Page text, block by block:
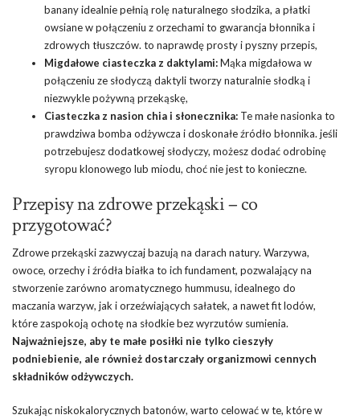
banany idealnie pełnią rolę naturalnego słodzika, a płatki
owsiane w połączeniu z orzechami to gwarancja błonnika i
zdrowych tłuszczów. to naprawdę prosty i pyszny przepis,
Migdałowe ciasteczka z daktylami:Mąka migdałowa w
połączeniu ze słodyczą daktyli tworzy naturalnie słodką i
niezwykle pożywną przekąskę,
Ciasteczka z nasion chia i słonecznika: Te małe nasionka to
prawdziwa bomba odżywcza i doskonałe źródło błonnika. jeśli
potrzebujesz dodatkowej słodyczy, możesz dodać odrobinę
syropu klonowego lub miodu, choć nie jest to konieczne.
Przepisy na zdrowe przekąski – co
przygotować?
Zdrowe przekąski zazwyczaj bazują na darach natury. Warzywa,
owoce, orzechy i źródła białka to ich fundament, pozwalający na
stworzenie zarówno aromatycznego hummusu, idealnego do
maczania warzyw, jak i orzeźwiających sałatek, a nawet fit lodów,
które zaspokoją ochotę na słodkie bez wyrzutów sumienia.
Najważniejsze, aby te małe posiłki nie tylko cieszyły
podniebienie, ale również dostarczały organizmowi cennych
składników odżywczych.
Szukając niskokalorycznych batonów, warto celować w te, które w